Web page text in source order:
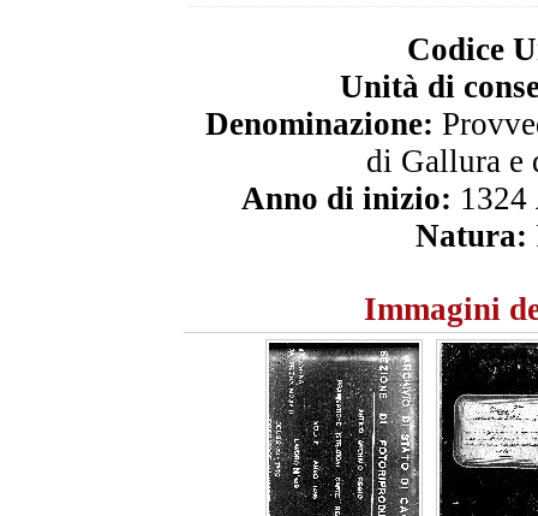
Codice
Unità di
Denominazione:
di Gallura e
Anno di inizio: 1324
Natura:
Immagini